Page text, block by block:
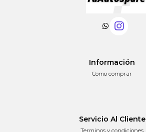
Información
Como comprar
Servicio Al Cliente